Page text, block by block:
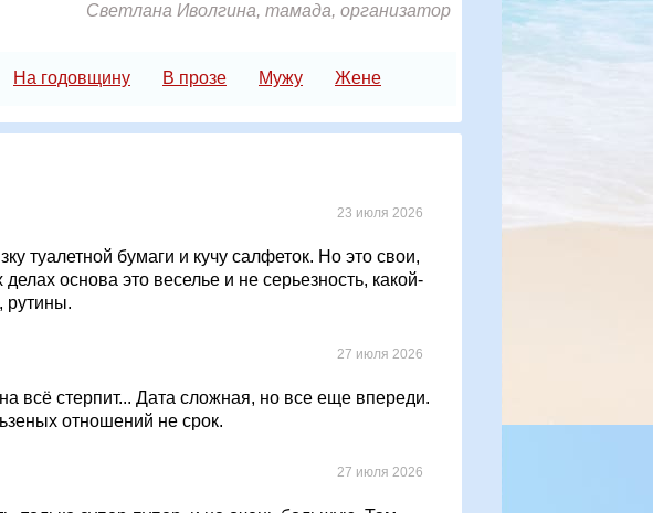
Светлана Иволгина, тамада, организатор
На годовщину В прозе Мужу Жене
23 июля 2026
туалетной бумаги и кучу салфеток. Но это свои,
основа это веселье и не серьезность, какой-
рутины.
27 июля 2026
всё стерпит... Дата сложная, но все еще впереди.
отношений не срок.
27 июля 2026